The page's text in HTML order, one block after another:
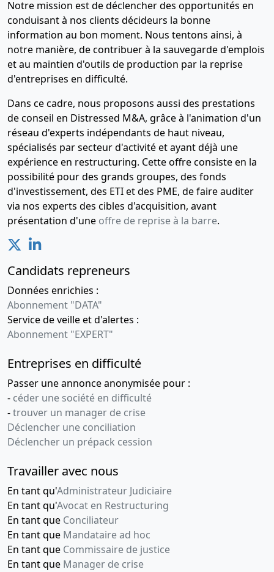
bancaire,
Liste des
souscripteurs
Formation
de société
Nomination
de
président
Notre mission est de déclencher des opportunités en
conduisant à nos clients décideurs la bonne
information au bon moment. Nous tentons ainsi, à
notre manière, de contribuer à la sauvegarde d'emplois
et au maintien d'outils de production par la reprise
d'entreprises en difficulté.
Dans ce cadre, nous proposons aussi des prestations
de conseil en Distressed M&A, grâce à l'animation d'un
réseau d'experts indépendants de haut niveau,
spécialisés par secteur d'activité et ayant déjà une
expérience en restructuring. Cette offre consiste en la
possibilité pour des grands groupes, des fonds
d'investissement, des ETI et des PME, de faire auditer
via nos experts des cibles d'acquisition, avant
présentation d'une offre de reprise à la barre.
Candidats repreneurs
Données enrichies :
Abonnement "DATA"
Service de veille et d'alertes :
Abonnement "EXPERT"
Entreprises en difficulté
Passer une annonce anonymisée pour :
- céder une société en difficulté
-trouver un manager de crise
Déclencher une conciliation
Déclencher un prépack cession
Travailler avec nous
En tant qu'Administrateur Judiciaire
En tant qu'Avocat en Restructuring
En tant que Conciliateur
En tant que Mandataire ad hoc
En tant que Commissaire de justice
En tant que Manager de crise